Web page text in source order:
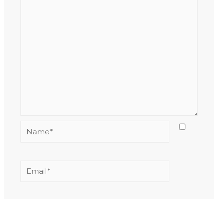
Name*
Email*